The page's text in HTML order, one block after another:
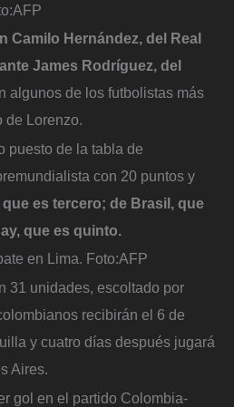
AFP
Camilo Hernández, del Real
James Rodríguez, del
algunos de los futbolistas más
de Lorenzo.
puesto de la tabla de
con 20 puntos y
es tercero; de Brasil, que
que es quinto.
en Lima. Foto:AFP
31 unidades, escoltado por
recibirán el 6 de
y cuatro días después jugará
Aires.
gol en el partido Colombia-